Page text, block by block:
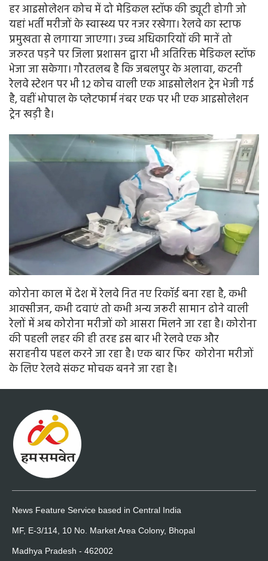
हर आइसोलेशन कोच में दो मेडिकल स्टॉफ की ड्यूटी होगी जो
यहां भर्ती मरीजों के स्वास्थ्य पर नजर रखेगा। रेलवे का स्टाफ
प्रमुखता से लगाया जाएगा। उच्च अधिकारियों की मानें तो
जरुरत पड़ने पर जिला प्रशासन द्वारा भी अतिरिक्त मेडिकल स्टॉफ
भेजा जा सकेगा। गौरतलब है कि जबलपुर के अलावा, कटनी
रेलवे स्टेशन पर भी 12 कोच वाली एक आइसोलेशन ट्रेन भेजी गई
है, वहीं भोपाल के प्लेटफार्म नंबर एक पर भी एक आइसोलेशन
ट्रेन खड़ी है।
कोरोना काल में देश में रेलवे नित नए रिकॉर्ड बना रहा है, कभी
आक्सीजन, कभी दवाएं तो कभी अन्य जरूरी सामान ढोने वाली
रेलों में अब कोरोना मरीजों को आसरा मिलने जा रहा है। कोरोना
की पहली लहर की ही तरह इस बार भी रेलवे एक और
सराहनीय पहल करने जा रहा है। एक बार फिर कोरोना मरीजों
के लिए रेलवे संकट मोचक बनने जा रहा है।
News Feature Service based in Central India
MF, E-3/114, 10 No. Market Area Colony, Bhopal
Madhya Pradesh - 462002